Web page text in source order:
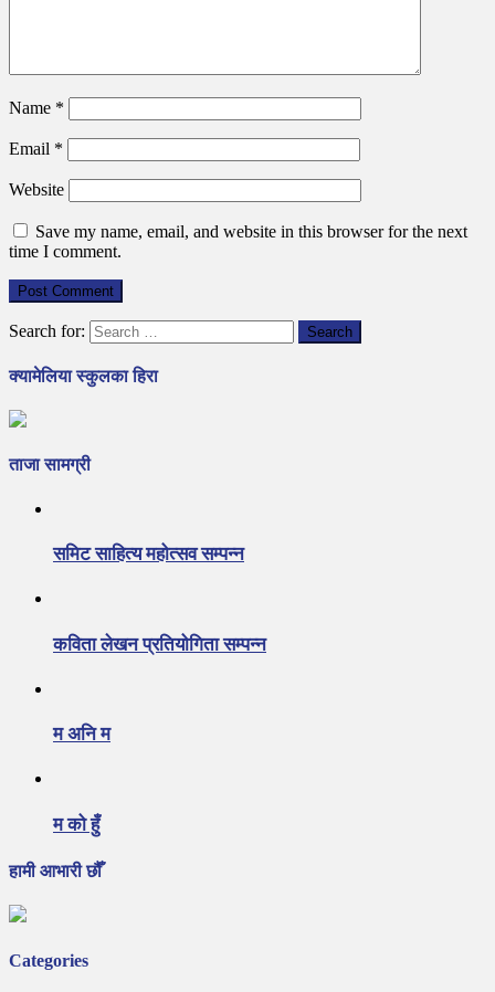
Name *
Email *
Website
Save my name, email, and website in this browser for the next
time I comment.
Search for:
क्यामेलिया स्कुलका हिरा
ताजा सामग्री
समिट साहित्य महोत्सव सम्पन्न
कविता लेखन प्रतियोगिता सम्पन्न
म अनि म
म को हुँ
हामी आभारी छौँ
Categories